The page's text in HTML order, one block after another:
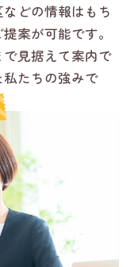
どの情報はもち
案が可能です。
で見据えて案内で
たちの強みで